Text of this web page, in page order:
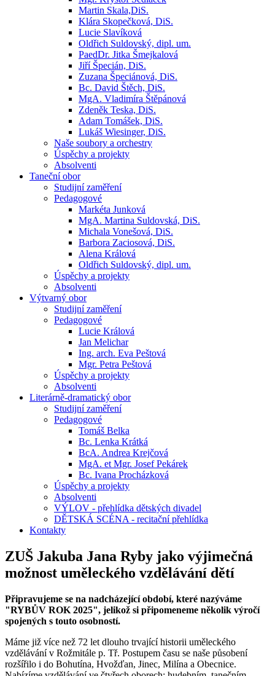
Martin Skala,DiS.
Klára Skopečková, DiS.
Lucie Slavíková
Oldřich Suldovský, dipl. um.
PaedDr. Jitka Šmejkalová
Jiří Špecián, DiS.
Zuzana Špeciánová, DiS.
Bc. David Štěch, DiS.
MgA. Vladimíra Štěpánová
Zdeněk Teska, DiS.
Adam Tomášek, DiS.
Lukáš Wiesinger, DiS.
Naše soubory a orchestry
Úspěchy a projekty
Absolventi
Taneční obor
Studijní zaměření
Pedagogové
Markéta Junková
MgA. Martina Suldovská, DiS.
Michala Vonešová, DiS.
Barbora Zaciosová, DiS.
Alena Králová
Oldřich Suldovský, dipl. um.
Úspěchy a projekty
Absolventi
Výtvarný obor
Studijní zaměření
Pedagogové
Lucie Králová
Jan Melichar
Ing. arch. Eva Peštová
Mgr. Petra Peštová
Úspěchy a projekty
Absolventi
Literárně-dramatický obor
Studijní zaměření
Pedagogové
Tomáš Belka
Bc. Lenka Krátká
BcA. Andrea Krejčová
MgA. et Mgr. Josef Pekárek
Bc. Ivana Procházková
Úspěchy a projekty
Absolventi
VÝLOV - přehlídka dětských divadel
DĚTSKÁ SCÉNA - recitační přehlídka
Kontakty
ZUŠ Jakuba Jana Ryby jako výjimečná
možnost uměleckého vzdělávání dětí
Připravujeme se na nadcházející období, které nazýváme
"RYBŮV ROK 2025", jelikož si připomeneme několik výročí
spojených s touto osobností.
Máme již více než 72 let dlouho trvající historii uměleckého
vzdělávání v Rožmitále p. Tř. Postupem času se naše působení
rozšířilo i do Bohutína, Hvožďan, Jinec, Milína a Obecnice.